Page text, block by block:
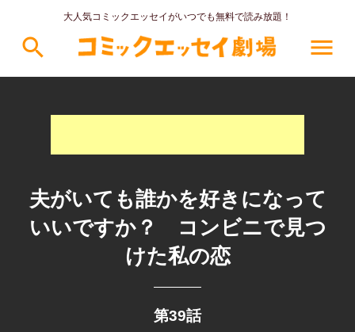
大人気コミックエッセイがいつでも無料で読み放題！
search menu
夫がいても誰かを好きになって
いいですか？ コンビニで見つ
けた私の恋
第39話